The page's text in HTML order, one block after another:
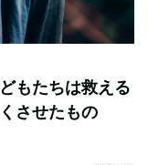
もたちは救える
させたもの